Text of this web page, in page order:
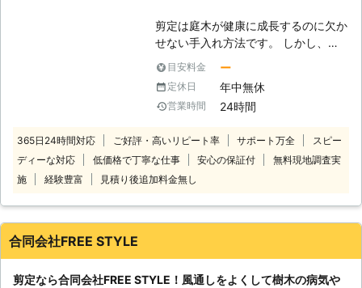
【庭は自然そのものではありません】
剪定をせずに自然らしくという方もい
らっしゃいますが、庭という狭い環境
の中でスペースなどを維持するために
は剪定をしてあげることが重要です。
いる訳ではなく、範囲の決まった庭の
中ですのでその広さに合わせて剪定を
してあげましょう。
剪定は庭木が健康に成長するのに欠か
せない手入れ方法です。 しかし、自
分ではうまく剪定できず不格好になっ
てしまったという方もいるのではない
でしょうか？ 思ったように剪定でき
ず、不満な結果になってしまうのであ
庭木にしてもらいませんか？ プロに
頼めば見た目だけでなく、今後の生長
に合わせた正しい剪定をしてくれま
以上のお庭に関するご依頼に対応して
実績豊富なお庭のスペシャリスト！
迅速・丁寧な態度はもちろん、お客様
目安料金 ー
定休日 年中無休
営業時間 24時間
365日24時間対応 ご好評・高いリピート率 サポート万全
スピー
ディーな対応
低価格で丁寧な仕事 安心の保証付
無料現地調査実
施
経験豊富 見積り後追加料金無し
合同会社FREE STYLE
剪定なら合同会社FREE STYLE！風通しをよくして樹木の病気や